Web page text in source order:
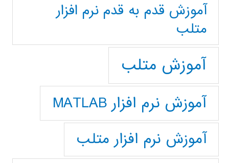
آموزش قدم به قدم نرم افزار
متلب
آموزش متلب
آموزش نرم افزار MATLAB
آموزش نرم افزار متلب